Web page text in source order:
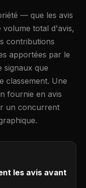
— que les avis
volume total d'avis,
contributions
apportées par le
signaux que
classement. Une
fournie en avis
un concurrent
les avis avant